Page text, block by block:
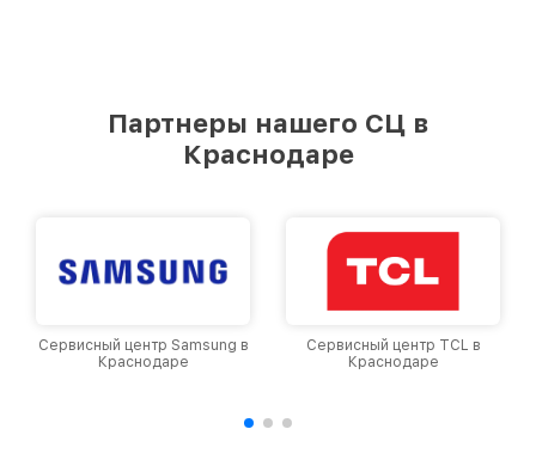
Партнеры нашего СЦ в
Краснодаре
Сервисный центр TCL в
Краснодаре
Сервисный центр Viomi в
Краснодаре